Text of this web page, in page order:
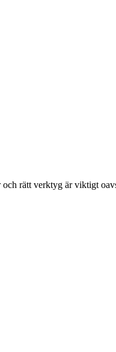
rätt verktyg är viktigt